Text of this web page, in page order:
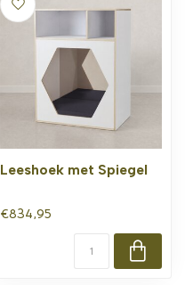
Leeshoek met Spiegel
€834,95